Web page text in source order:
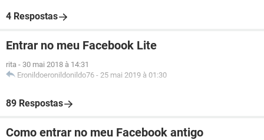
4 Respostas
Entrar no meu Facebook Lite
rita - 30 mai 2018 à 14:31
Eronildoeronildonildo76 - 25 mai 2019 à 01:30
89 Respostas
Como entrar no meu Facebook antigo